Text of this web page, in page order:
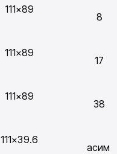
111×89
8
111×89
17
111×89
38
111×39.6
асим.